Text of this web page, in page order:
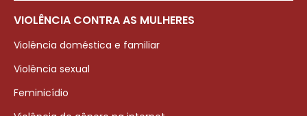
VIOLÊNCIA CONTRA AS MULHERES
Violência doméstica e familiar
Violência sexual
Feminicídio